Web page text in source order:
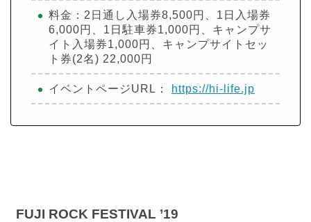
料金：2日通し入場券8,500円、1日入場券
6,000円、1日駐車券1,000円、キャンプサ
イト入場券1,000円、キャンプサイトセッ
ト券(2名) 22,000円
イベントページURL： https://hi-life.jp
FUJI ROCK FESTIVAL ’19